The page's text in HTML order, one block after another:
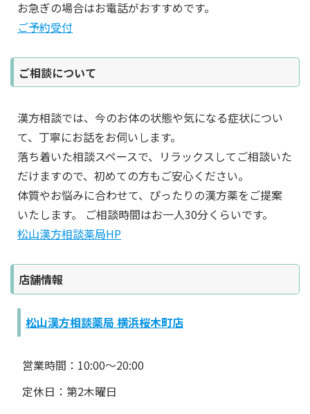
お急ぎの場合はお電話がおすすめです。
ご予約受付
ご相談について
漢方相談では、今のお体の状態や気になる症状につい
て、丁寧にお話をお伺いします。
落ち着いた相談スペースで、リラックスしてご相談いた
だけますので、初めての方もご安心ください。
体質やお悩みに合わせて、ぴったりの漢方薬をご提案
いたします。 ご相談時間はお一人30分くらいです。
松山漢方相談薬局HP
店舗情報
松山漢方相談薬局 横浜桜木町店
営業時間：10:00～20:00
定休日：第2木曜日